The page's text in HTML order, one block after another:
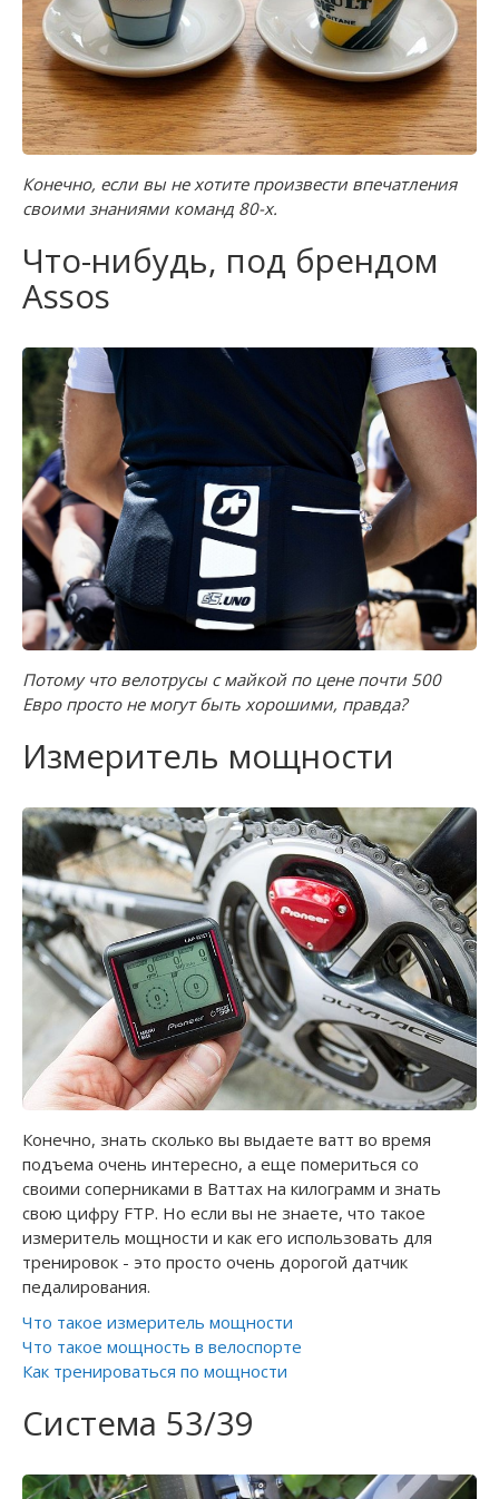
Конечно, если вы не хотите произвести впечатления
своими знаниями команд 80-х.
Что-нибудь, под брендом
Assos
Потому что велотрусы с майкой по цене почти 500
Евро просто не могут быть хорошими, правда?
Измеритель мощности
Конечно, знать сколько вы выдаете ватт во время
подъема очень интересно, а еще помериться со
своими соперниками в Ваттах на килограмм и знать
свою цифру FTP. Но если вы не знаете, что такое
измеритель мощности и как его использовать для
тренировок - это просто очень дорогой датчик
педалирования.
Что такое измеритель мощности
Что такое мощность в велоспорте
Как тренироваться по мощности
Система 53/39